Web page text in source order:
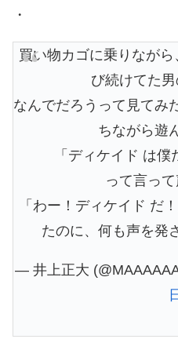
・
買い物カゴに乗りなが
び続けてた男
なんでだろうって見てみ
ちながら遊
「ディケイド は僕
って言って
「わー！ディケイド だ
たのに、何も声を発
— 井上正大